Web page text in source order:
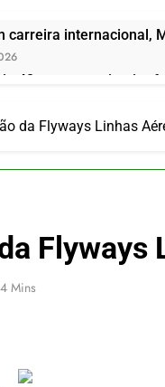
carreira internacional,
42 rotas na primeira
diretos entre Porto
Catarinense:
História,
da Flyways Linhas
Flyways
4 Mins